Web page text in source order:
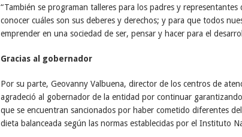
“También se programan talleres para los padres y representantes
conocer cuáles son sus deberes y derechos; y para que todos
emprender en una sociedad de ser, pensar y hacer para el
Gracias al gobernador
Por su parte, Geovanny Valbuena, director de los centros de
agradeció al gobernador de la entidad por continuar
que se encuentran sancionados por haber cometido diferentes
dieta balanceada según las normas establecidas por el Instituto